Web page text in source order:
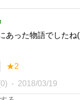
あった物語でしたね
★2
2018/03/19